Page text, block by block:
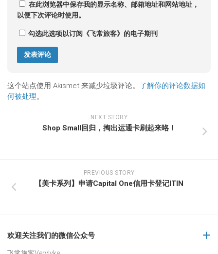
在此浏览器中保存我的显示名称、邮箱地址和网站地址，
以便下次评论时使用。
勾选此选项以订阅《飞常旅客》的电子期刊
这个站点使用 Akismet 来减少垃圾评论。 了解你的评论数据如
何被处理。
NEXT STORY
Shop Small回归，掏出运通卡刷起来咯！
PREVIOUS STORY
【美卡系列】申请Capital One信用卡登记ITIN
欢迎关注我们的微信公众号